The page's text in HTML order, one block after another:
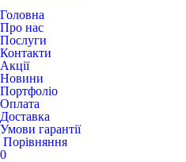
Головна
Про нас
Послуги
Контакти
Акції
Новини
Портфоліо
Оплата
Доставка
Умови гарантії
Порівняння
0